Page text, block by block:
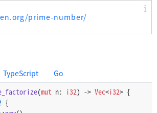
prime-number/
TypeScript
Go
(mut n: i32) -> Vec<i32> {
{